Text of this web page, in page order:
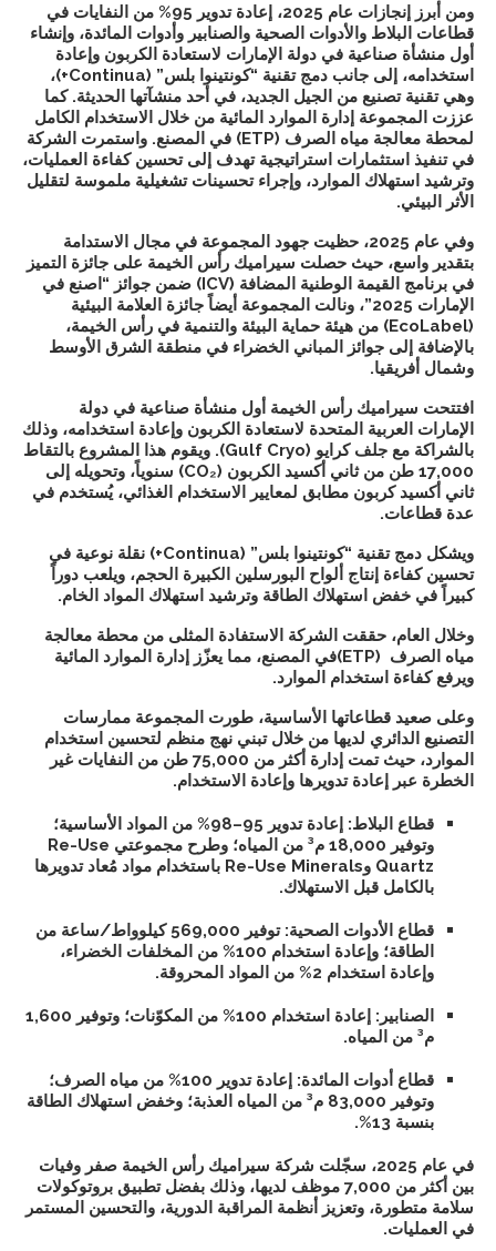
ومن أبرز إنجازات عام 2025،
إعادة تدوير 95% من النفايات
في
قطاعات البلاط والأدوات الصحية والصنابير وأدوات المائدة، وإنشاء
أول منشأة صناعية في دولة الإمارات لاستعادة الكربون وإعادة
استخدامه، إلى جانب دمجتقنية “كونتينوا بلس” (Continua+ )،
وهي تقنية تصنيع من الجيل الجديد، في أحد منشآتها الحديثة. كما
عززت المجموعة إدارة الموارد المائية من خلال الاستخدام الكامل
لمحطة معالجة مياه الصرف (ETP) في المصنع. واستمرت الشركة
في تنفيذ استثمارات استراتيجية تهدف إلى تحسين كفاءة العمليات،
وترشيد استهلاك الموارد، وإجراء تحسينات تشغيلية ملموسة لتقليل
الأثر البيئي.
وفي عام 2025، حظيت جهود المجموعة في مجال الاستدامة
بتقدير واسع، حيث حصلت سيراميك رأس الخيمة على جائزة التميز
في برنامج القيمة الوطنية المضافة (ICV)
ضمن جوائز “اصنع في
الإمارات 2025”
، ونالت المجموعة أيضاً جائزة العلامة البيئية
(
EcoLabel
) من هيئة حماية البيئة والتنمية في رأس الخيمة،
بالإضافة إلى جوائز المباني الخضراء في منطقة الشرق الأوسط
وشمال أفريقيا.
افتتحت سيراميك رأس الخيمة أول منشأة صناعية في دولة
الإمارات العربية المتحدة لاستعادة الكربون وإعادة استخدامه، وذلك
بالشراكة مع جلف كرايو (Gulf Cryo
). ويقوم هذا المشروع بالتقاط
17,000 طن من ثاني أكسيد الكربون (CO₂) سنوياً، وتحويله إلى
ثاني أكسيد كربون مطابق لمعايير الاستخدام الغذائي، يُستخدم في
عدة قطاعات.
ويشكل دمج تقنية “كونتينوا بلس” (Continua+) نقلة نوعية في
تحسين كفاءة إنتاج ألواح البورسلين الكبيرة الحجم، ويلعب دوراً
كبيراً في خفض استهلاك الطاقة وترشيد استهلاك المواد الخام.
وخلال العام، حققت الشركة الاستفادة المثلى من محطة معالجة
مياه الصرف (ETP)في المصنع، مما يعزّز إدارة الموارد المائية
ويرفع كفاءة استخدام الموارد.
وعلى صعيد قطاعاتها الأساسية، طورت المجموعة ممارسات
التصنيع الدائري لديها من خلال تبني نهج منظم لتحسين استخدام
الموارد، حيث تمت إدارة أكثر من 75,000 طن من النفايات غير
الخطرة عبر إعادة تدويرها وإعادة الاستخدام.
قطاع البلاط: إعادة تدوير 95–98% من المواد الأساسية؛
وتوفير 18,000 م³ من المياه؛ وطرح مجموعتي Re-Use
Quartz وRe-Use Minerals باستخدام مواد مُعاد تدويرها
بالكامل قبل الاستهلاك.
قطاع الأدوات الصحية: توفير 569,000 كيلوواط/ساعة من
الطاقة؛ وإعادة استخدام 100% من المخلفات الخضراء،
وإعادة استخدام 2% من المواد المحروقة.
الصنابير: إعادة استخدام 100% من المكوّنات؛ وتوفير 1,600
م³ من المياه.
قطاع أدوات المائدة: إعادة تدوير 100% من مياه الصرف؛
وتوفير 83,000 م³ من المياه العذبة؛ وخفض استهلاك الطاقة
بنسبة 13%.
في عام 2025، سجّلت شركة سيراميك رأس الخيمة صفر وفيات
بين أكثر من 7,000 موظف لديها، وذلك بفضل تطبيق بروتوكولات
سلامة متطورة، وتعزيز أنظمة المراقبة الدورية، والتحسين المستمر
في العمليات.